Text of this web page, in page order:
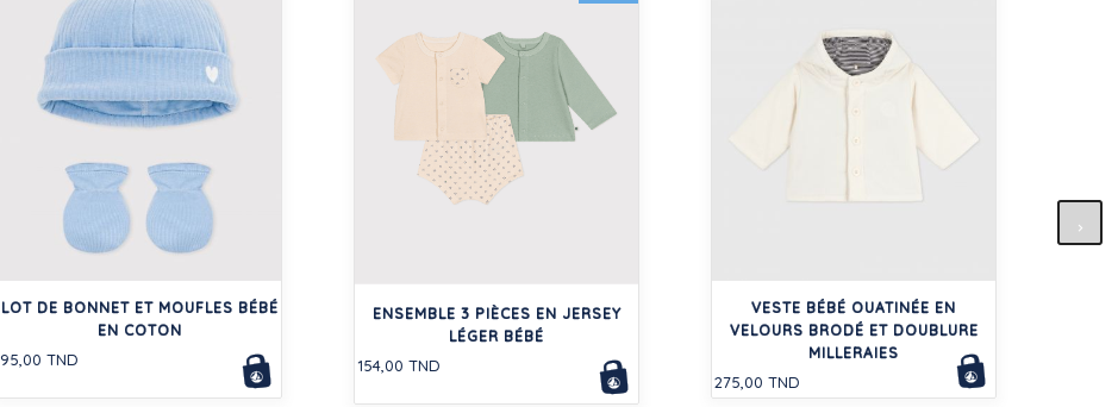
LOT DE BONNET ET MOUFLES BÉBÉ
EN COTON
95,00 TND
ENSEMBLE 3 PIÈCES EN JERSEY
LÉGER BÉBÉ
154,00 TND
VESTE BÉBÉ OUATINÉE EN
VELOURS BRODÉ ET DOUBLURE
MILLERAIES
275,00 TND